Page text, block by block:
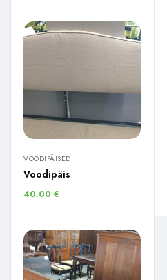
VOODIPÄISED
Voodipäis
40.00 €